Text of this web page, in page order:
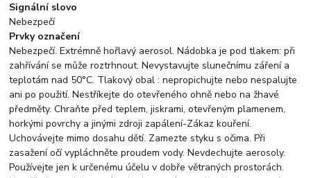
Signální slovo
Nebezpečí
Prvky označení
Nebezpečí. Extrémně hořlavý aerosol. Nádobka je pod tlakem: při
zahřívání se může roztrhnout. Nevystavujte slunečnímu záření a
teplotám nad 50°C. Tlakový obal : nepropichujte nebo nespalujte
ani po použití. Nestříkejte do otevřeného ohně nebo na žhavé
předměty. Chraňte před teplem, jiskrami, otevřeným plamenem,
horkými povrchy a jinými zdroji zapálení-Zákaz kouření.
Uchovávejte mimo dosahu dětí. Zamezte styku s očima. Při
zasažení očí vypláchněte proudem vody. Nevdechujte aerosoly.
Používejte jen k určenému účelu v dobře větraných prostorách.